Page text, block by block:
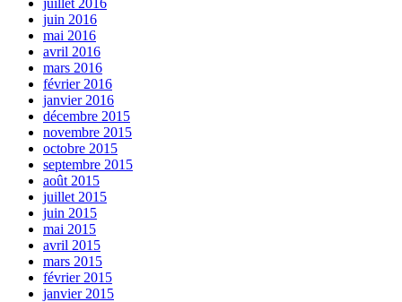
juin 2016
mai 2016
avril 2016
mars 2016
février 2016
janvier 2016
décembre 2015
novembre 2015
octobre 2015
septembre 2015
août 2015
juillet 2015
juin 2015
mai 2015
avril 2015
mars 2015
février 2015
janvier 2015